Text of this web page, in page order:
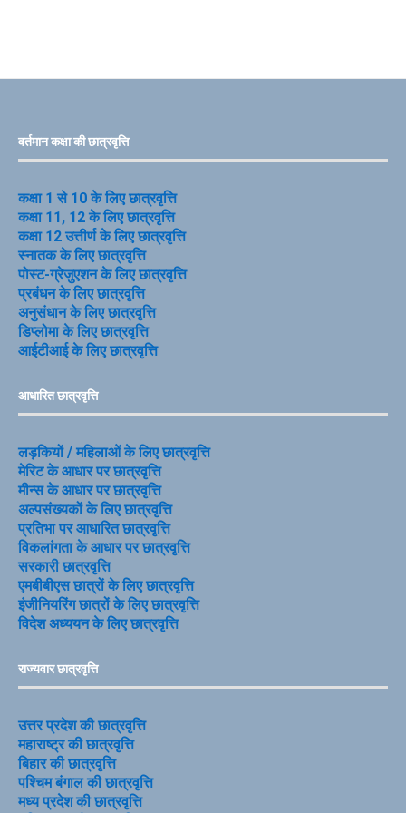
वर्तमान कक्षा की छात्रवृत्ति
कक्षा 1 से 10 के लिए छात्रवृत्ति
कक्षा 11, 12 के लिए छात्रवृत्ति
कक्षा 12 उत्तीर्ण के लिए छात्रवृत्ति
स्नातक के लिए छात्रवृत्ति
पोस्ट-ग्रेजुएशन के लिए छात्रवृत्ति
प्रबंधन के लिए छात्रवृत्ति
अनुसंधान के लिए छात्रवृत्ति
डिप्लोमा के लिए छात्रवृत्ति
आईटीआई के लिए छात्रवृत्ति
आधारित छात्रवृत्ति
लड़कियों / महिलाओं के लिए छात्रवृत्ति
मेरिट के आधार पर छात्रवृत्ति
मीन्स के आधार पर छात्रवृत्ति
अल्पसंख्यकों के लिए छात्रवृत्ति
प्रतिभा पर आधारित छात्रवृत्ति
विकलांगता के आधार पर छात्रवृत्ति
सरकारी छात्रवृत्ति
एमबीबीएस छात्रों के लिए छात्रवृत्ति
इंजीनियरिंग छात्रों के लिए छात्रवृत्ति
विदेश अध्ययन के लिए छात्रवृत्ति
राज्यवार छात्रवृत्ति
उत्तर प्रदेश की छात्रवृत्ति
महाराष्ट्र की छात्रवृत्ति
बिहार की छात्रवृत्ति
पश्चिम बंगाल की छात्रवृत्ति
मध्य प्रदेश की छात्रवृत्ति